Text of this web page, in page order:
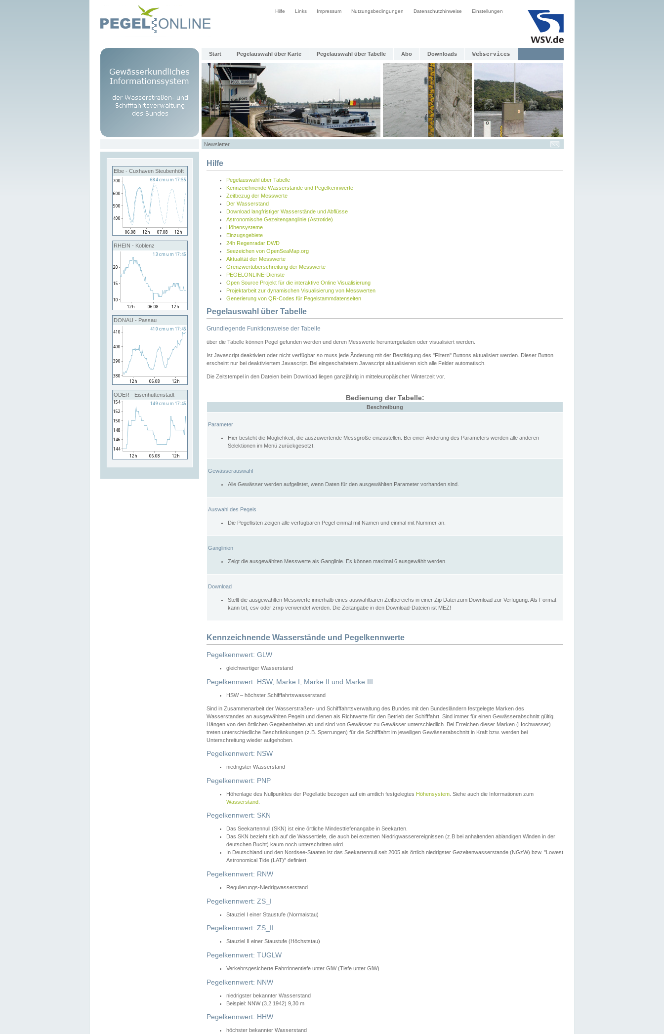
Hilfe Links Impressum Nutzungsbedingungen Datenschutzhinweise Einstellungen
Start Pegelauswahl über Karte Pegelauswahl über Tabelle Abo Downloads Webservices
Newsletter
Elbe - Cuxhaven Steubenhöft
RHEIN - Koblenz
DONAU - Passau
ODER - Eisenhüttenstadt
Hilfe
Pegelauswahl über Tabelle
Kennzeichnende Wasserstände und Pegelkennwerte
Zeitbezug der Messwerte
Der Wasserstand
Download langfristiger Wasserstände und Abflüsse
Astronomische Gezeitenganglinie (Astrotide)
Höhensysteme
Einzugsgebiete
24h Regenradar DWD
Seezeichen von OpenSeaMap.org
Aktualität der Messwerte
Grenzwertüberschreitung der Messwerte
PEGELONLINE-Dienste
Open Source Projekt für die interaktive Online Visualisierung
Projektarbeit zur dynamischen Visualisierung von Messwerten
Generierung von QR-Codes für Pegelstammdatenseiten
Pegelauswahl über Tabelle
Grundlegende Funktionsweise der Tabelle
über die Tabelle können Pegel gefunden werden und deren Messwerte heruntergeladen oder visualisiert werden.
Ist Javascript deaktiviert oder nicht verfügbar so muss jede Änderung mit der Bestätigung des "Filtern" Buttons aktualisiert werden. Dieser Button
erscheint nur bei deaktiviertem Javascript. Bei eingeschaltetem Javascript aktualisieren sich alle Felder automatisch.
Die Zeitstempel in den Dateien beim Download liegen ganzjährig in mitteleuropäischer Winterzeit vor.
Bedienung der Tabelle:
Beschreibung
Parameter
Hier besteht die Möglichkeit, die auszuwertende Messgröße einzustellen. Bei einer Änderung des Parameters werden alle anderen
Selektionen im Menü zurückgesetzt.
Gewässerauswahl
Alle Gewässer werden aufgelistet, wenn Daten für den ausgewählten Parameter vorhanden sind.
Auswahl des Pegels
Die Pegellisten zeigen alle verfügbaren Pegel einmal mit Namen und einmal mit Nummer an.
Ganglinien
Zeigt die ausgewählten Messwerte als Ganglinie. Es können maximal 6 ausgewählt werden.
Download
Stellt die ausgewählten Messwerte innerhalb eines auswählbaren Zeitbereichs in einer Zip Datei zum Download zur Verfügung. Als Format
kann txt, csv oder zrxp verwendet werden. Die Zeitangabe in den Download-Dateien ist MEZ!
Kennzeichnende Wasserstände und Pegelkennwerte
Pegelkennwert: GLW
gleichwertiger Wasserstand
Pegelkennwert: HSW, Marke I, Marke II und Marke III
HSW – höchster Schifffahrtswasserstand
Sind in Zusammenarbeit der Wasserstraßen- und Schifffahrtsverwaltung des Bundes mit den Bundesländern festgelegte Marken des
Wasserstandes an ausgewählten Pegeln und dienen als Richtwerte für den Betrieb der Schifffahrt. Sind immer für einen Gewässerabschnitt gültig.
Hängen von den örtlichen Gegebenheiten ab und sind von Gewässer zu Gewässer unterschiedlich. Bei Erreichen dieser Marken (Hochwasser)
treten unterschiedliche Beschränkungen (z.B. Sperrungen) für die Schifffahrt im jeweiligen Gewässerabschnitt in Kraft bzw. werden bei
Unterschreitung wieder aufgehoben.
Pegelkennwert: NSW
niedrigster Wasserstand
Pegelkennwert: PNP
Höhenlage des Nullpunktes der Pegellatte bezogen auf ein amtlich festgelegtes Höhensystem . Siehe auch die Informationen zum
Wasserstand
Pegelkennwert: SKN
Das Seekartennull (SKN) ist eine örtliche Mindesttiefenangabe in Seekarten.
Das SKN bezieht sich auf die Wassertiefe, die auch bei extemen Niedrigwasserereignissen (z.B bei anhaltenden ablandigen Winden in der
deutschen Bucht) kaum noch unterschritten wird.
In Deutschland und den Nordsee-Staaten ist das Seekartennull seit 2005 als örtlich niedrigster Gezeitenwasserstande (NGzW) bzw. "Lowest
Astronomical Tide (LAT)" definiert.
Pegelkennwert: RNW
Regulierungs-Niedrigwasserstand
Pegelkennwert: ZS_I
Stauziel I einer Staustufe (Normalstau)
Pegelkennwert: ZS_II
Stauziel II einer Staustufe (Höchststau)
Pegelkennwert: TUGLW
Verkehrsgesicherte Fahrrinnentiefe unter GlW (Tiefe unter GlW)
Pegelkennwert: NNW
niedrigster bekannter Wasserstand
Beispiel: NNW (3.2.1942) 9,30 m
Pegelkennwert: HHW
höchster bekannter Wasserstand